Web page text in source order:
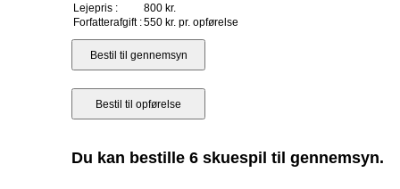
Lejepris :
800 kr.
Forfatterafgift :550 kr. pr. opførelse
Du kan bestille 6 skuespil til gennemsyn.